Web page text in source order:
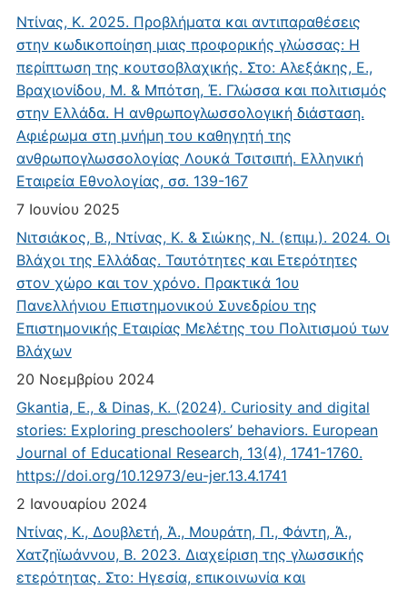
Ντίνας, Κ. 2025. Προβλήματα και αντιπαραθέσεις
στην κωδικοποίηση μιας προφορικής γλώσσας: Η
περίπτωση της κουτσοβλαχικής. Στο: Αλεξάκης, Ε.,
Βραχιονίδου, Μ. & Μπότση, Έ. Γλώσσα και πολιτισμός
στην Ελλάδα. Η ανθρωπογλωσσολογική διάσταση.
Αφιέρωμα στη μνήμη του καθηγητή της
ανθρωπογλωσσολογίας Λουκά Τσιτσιπή. Ελληνική
Εταιρεία Εθνολογίας, σσ. 139-167
7 Ιουνίου 2025
Νιτσιάκος, Β., Ντίνας, Κ. & Σιώκης, Ν. (επιμ.). 2024. Οι
Βλάχοι της Ελλάδας. Ταυτότητες και Ετερότητες
στον χώρο και τον χρόνο. Πρακτικά 1ου
Πανελλήνιου Επιστημονικού Συνεδρίου της
Επιστημονικής Εταιρίας Μελέτης του Πολιτισμού των
Βλάχων
20 Νοεμβρίου 2024
Gkantia, E., & Dinas, K. (2024). Curiosity and digital
stories: Exploring preschoolers’ behaviors. European
Journal of Educational Research, 13(4), 1741-1760.
https://doi.org/10.12973/eu-jer.13.4.1741
2 Ιανουαρίου 2024
Ντίνας, Κ., Δουβλετή, Ά., Μουράτη, Π., Φάντη, Ά.,
Χατζηϊωάννου, Β. 2023. Διαχείριση της γλωσσικής
ετερότητας. Στο: Ηγεσία, επικοινωνία και